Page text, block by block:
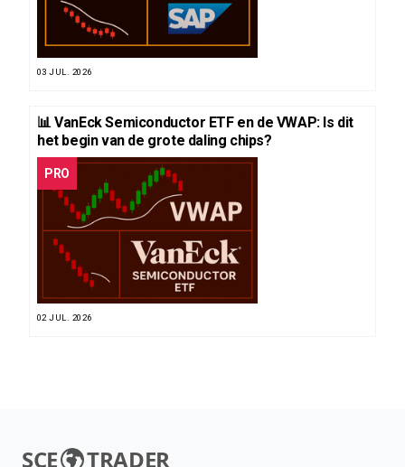
03 JUL. 2026
📊 VanEck Semiconductor ETF en de VWAP: Is dit
het begin van de grote daling chips?
PRO
02 JUL. 2026
SCE TRADER